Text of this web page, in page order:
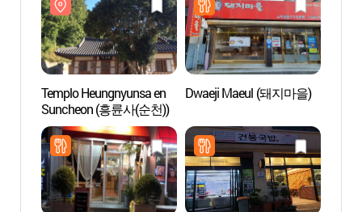
Templo Heungnyunsa en
Suncheon (흥륜사(순천))
Dwaeji Maeul (돼지마을)